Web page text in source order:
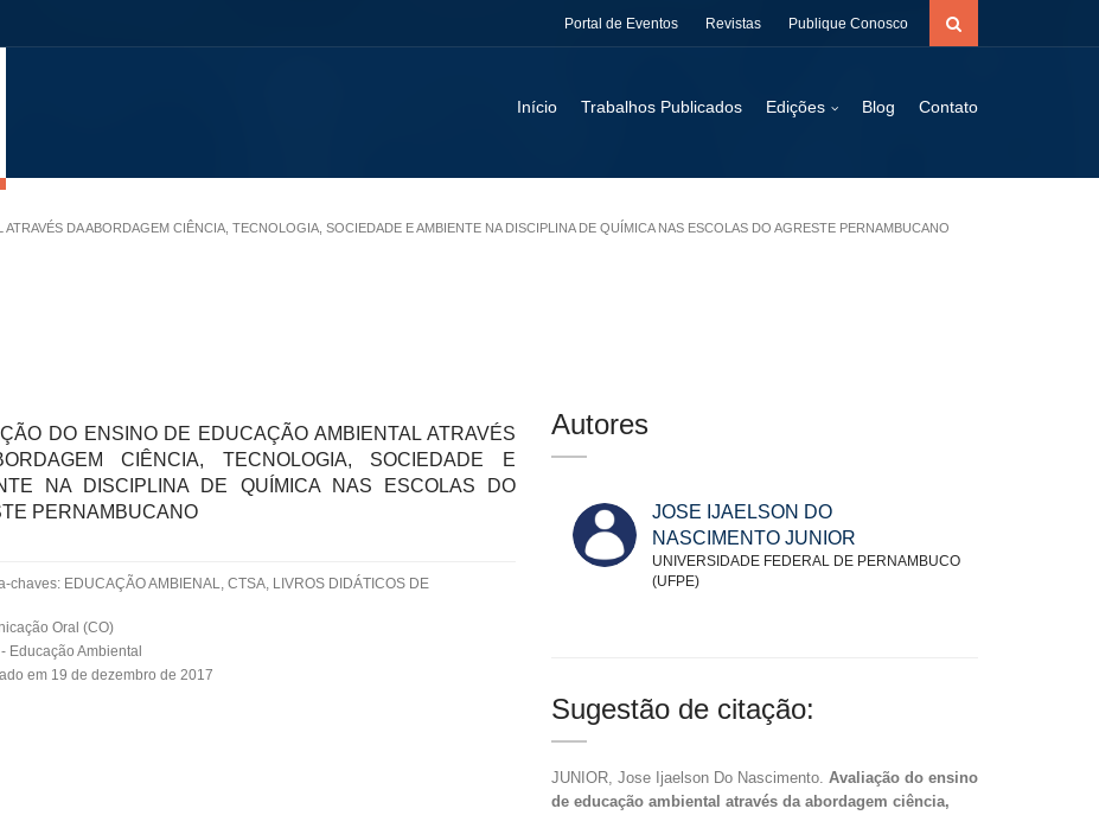
Portal de Eventos Revistas Publique Conosco
Início Trabalhos Publicados Edições Blog Contato
DA ABORDAGEM CIÊNCIA, TECNOLOGIA, SOCIEDADE E AMBIENTE NA DISCIPLINA DE QUÍMICA NAS ESCOLAS DO AGRESTE PERNAMBUCANO
DO ENSINO DE EDUCAÇÃO AMBIENTAL ATRAVÉS
CIÊNCIA, TECNOLOGIA, SOCIEDADE E
NA DISCIPLINA DE QUÍMICA NAS ESCOLAS DO
PERNAMBUCANO
chaves: EDUCAÇÃO AMBIENAL, CTSA, LIVROS DIDÁTICOS DE
Oral (CO)
Educação Ambiental
em 19 de dezembro de 2017
Autores
JOSE IJAELSON DO
NASCIMENTO JUNIOR
UNIVERSIDADE FEDERAL DE PERNAMBUCO
(UFPE)
Sugestão de citação:
JUNIOR, Jose Ijaelson Do Nascimento. Avaliação do ensino
de educação ambiental através da abordagem ciência,